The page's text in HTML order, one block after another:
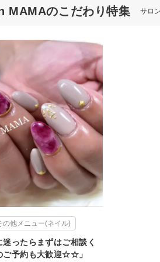
MAMAのこだわり特集 サロ
の他メニュー(ネイル)
ったらまずはご相談く
予約も大歓迎☆☆」